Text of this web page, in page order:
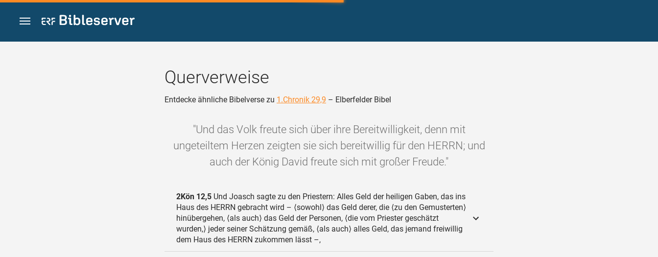
Zum Inhalt springen
Querverweise
Entdecke ähnliche Bibelverse zu 1.Chronik 29,9 – Elberfelder Bibel
"Und das Volk freute sich über ihre Bereitwilligkeit, denn mit
ungeteiltem Herzen zeigten sie sich bereitwillig für den HERRN; und
auch der König David freute sich mit großer Freude."
2Kön 12,5 Und Joasch sagte zu den Priestern: Alles Geld der heiligen Gaben, das ins
Haus des HERRN gebracht wird – ⟨sowohl⟩ das Geld derer, die ⟨zu den Gemusterten⟩
hinübergehen, ⟨als auch⟩ das Geld der Personen, ⟨die vom Priester geschätzt
wurden,⟩ jeder seiner Schätzung gemäß, ⟨als auch⟩ alles Geld, das jemand freiwillig
dem Haus des HERRN zukommen lässt –,